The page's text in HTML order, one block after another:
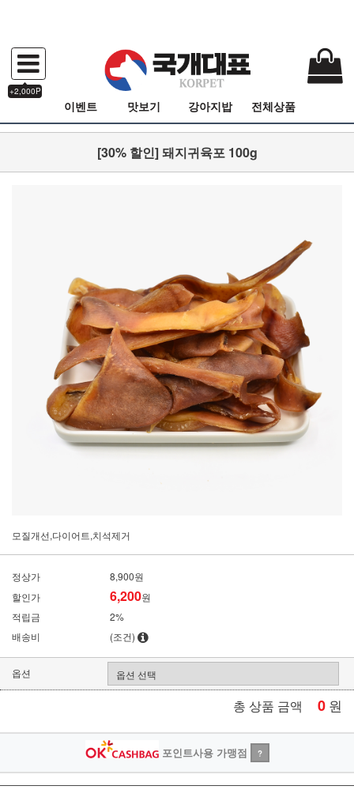
+2,000P
이벤트 맛보기 강아지밥 전체상품
[30% 할인] 돼지귀육포 100g
모질개선,다이어트,치석제거
정상가
8,900원
할인가
6,200원
적립금
2%
배송비
(조건)
옵션
총 상품 금액 0 원
포인트사용 가맹점 ?